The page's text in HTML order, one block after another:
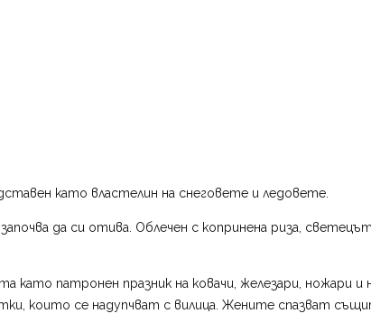
като властелин на снеговете и ледовете.
да си отива. Облечен с копринена риза,
като патронен празник на ковачи, железари, ножари
които се надупчват с вилица. Жените спазват